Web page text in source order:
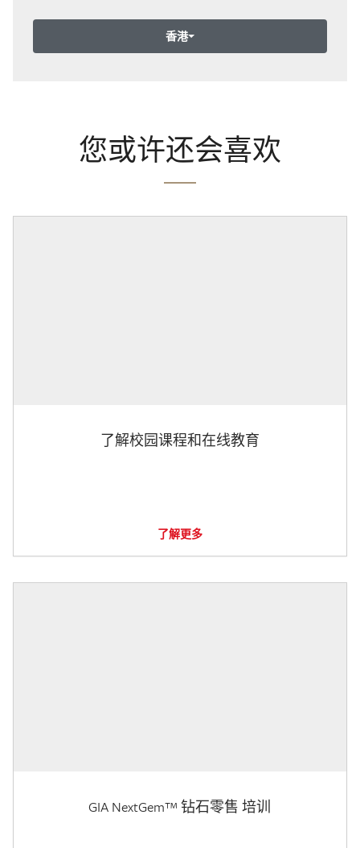
香港
您或许还会喜欢
了解校园课程和在线教育
了解更多
GIA NextGem™ 钻石零售 培训